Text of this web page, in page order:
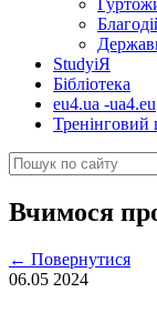
StudyіЯ
Бібліотека
eu4.ua -ua4.eu
Тренінговий
Вчимося
← Повернутися
06.05 2024